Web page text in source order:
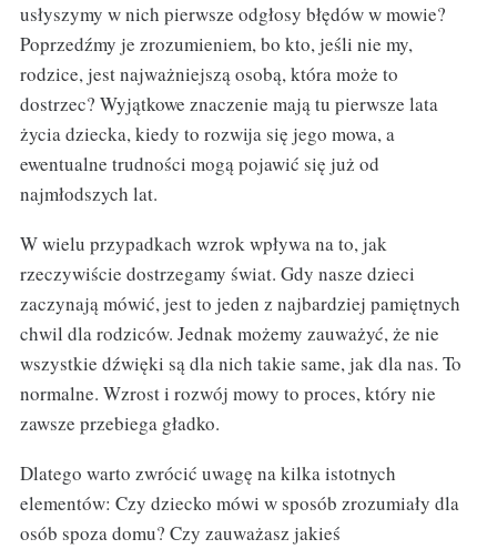
usłyszymy w nich pierwsze odgłosy błędów w mowie?
Poprzedźmy je zrozumieniem, bo kto, jeśli nie my,
rodzice, jest najważniejszą osobą, która może to
dostrzec? Wyjątkowe znaczenie mają tu pierwsze lata
życia dziecka, kiedy to rozwija się jego mowa, a
ewentualne trudności mogą pojawić się już od
najmłodszych lat.
W wielu przypadkach wzrok wpływa na to, jak
rzeczywiście dostrzegamy świat. Gdy nasze dzieci
zaczynają mówić, jest to jeden z najbardziej pamiętnych
chwil dla rodziców. Jednak możemy zauważyć, że nie
wszystkie dźwięki są dla nich takie same, jak dla nas. To
normalne. Wzrost i rozwój mowy to proces, który nie
zawsze przebiega gładko.
Dlatego warto zwrócić uwagę na kilka istotnych
elementów: Czy dziecko mówi w sposób zrozumiały dla
osób spoza domu? Czy zauważasz jakieś